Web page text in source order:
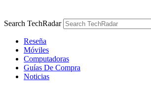
Search TechRadar
Reseña
Móviles
Computadoras
Guías De Compra
Noticias